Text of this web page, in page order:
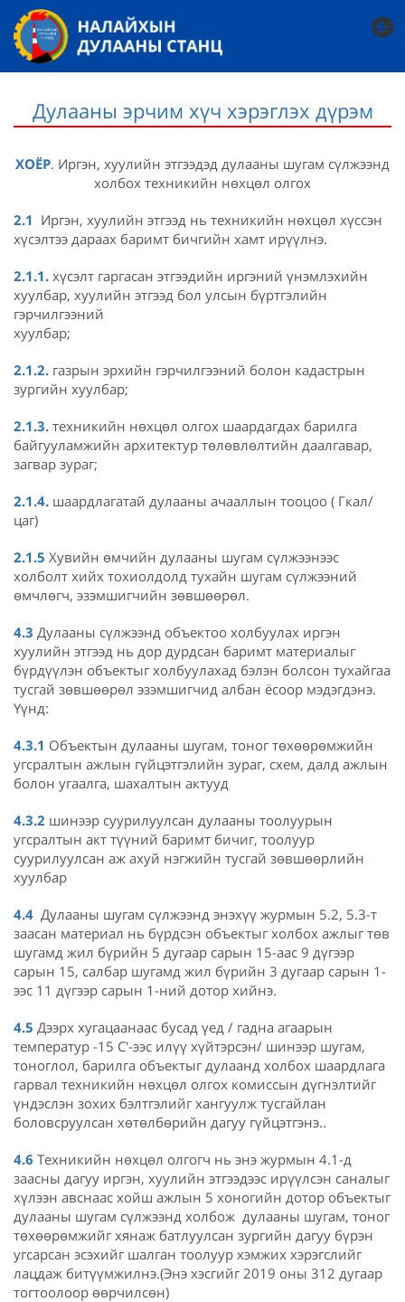
Дулааны эрчим хүч хэрэглэх дүрэм
ХОЁР. Иргэн, хуулийн этгээдэд дулааны шугам сүлжээнд
холбох техникийн нөхцөл олгох
2.1 Иргэн, хуулийн этгээд нь техникийн нөхцөл хүссэн
хүсэлтээ дараах баримт бичгийн хамт ирүүлнэ.
2.1.1. хүсэлт гаргасан этгээдийн иргэний үнэмлэхийн
хуулбар, хуулийн этгээд бол улсын бүртгэлийн
гэрчилгээний
2.1.2. газрын эрхийн гэрчилгээний болон кадастрын
зургийн хуулбар;
2.1.3. техникийн нөхцөл олгох шаардагдах барилга
байгууламжийн архитектур төлөвлөлтийн даалгавар,
загвар зураг;
2.1.4. шаардлагатай дулааны ачааллын тооцоо ( Гкал/
цаг)
2.1.5 Хувийн өмчийн дулааны шугам сүлжээнээс
холболт хийх тохиолдолд тухайн шугам сүлжээний
өмчлөгч, эзэмшигчийн зөвшөөрөл.
4.3 Дулааны сүлжээнд объектоо холбуулах иргэн
хуулийн этгээд нь дор дурдсан баримт материалыг
бүрдүүлэн объектыг холбуулахад бэлэн болсон тухайгаа
тусгай зөвшөөрөл эзэмшигчид албан ёсоор мэдэгдэнэ.
Үүнд:
4.3.1 Объектын дулааны шугам, тоног төхөөрөмжийн
угсралтын ажлын гүйцэтгэлийн зураг, схем, далд ажлын
болон угаалга, шахалтын актууд
4.3.2 шинээр суурилуулсан дулааны тоолуурын
угсралтын акт түүний баримт бичиг, тоолуур
суурилуулсан аж ахуй нэгжийн тусгай зөвшөөрлийн
хуулбар
4.4 Дулааны шугам сүлжээнд энэхүү журмын 5.2, 5.3-т
заасан материал нь бүрдсэн объектыг холбох ажлыг төв
шугамд жил бүрийн 5 дугаар сарын 15-аас 9 дүгээр
сарын 15, салбар шугамд жил бүрийн 3 дугаар сарын 1-
ээс 11 дүгээр сарын 1-ний дотор хийнэ.
4.5 Дээрх хугацаанаас бусад үед / гадна агаарын
температур -15 C'-ээс илүү хүйтэрсэн/ шинээр шугам,
тоноглол, барилга объектыг дулаанд холбох шаардлага
гарвал техникийн нөхцөл олгох комиссын дүгнэлтийг
үндэслэн зохих бэлтгэлийг хангуулж тусгайлан
боловсруулсан хөтөлбөрийн дагуу гүйцэтгэнэ..
4.6 Техникийн нөхцөл олгогч нь энэ журмын 4.1-д
заасны дагуу иргэн, хуулийн этгээдээс ирүүлсэн саналыг
хүлээн авснаас хойш ажлын 5 хоногийн дотор объектыг
дулааны шугам сүлжээнд холбож дулааны шугам, тоног
төхөөрөмжийг хянаж батлуулсан зургийн дагуу бүрэн
угсарсан эсэхийг шалган тоолуур хэмжих хэрэгслийг
лацдаж битүүмжилнэ.(Энэ хэсгийг 2019 оны 312 дугаар
тогтоолоор өөрчилсөн)